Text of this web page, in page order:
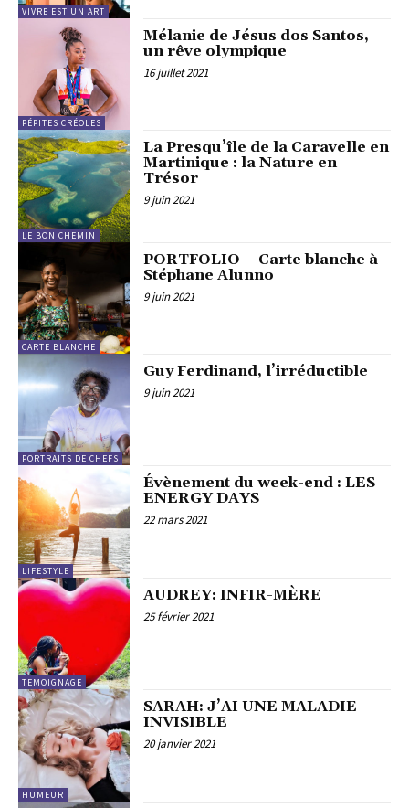
VIVRE EST UN ART
PÉPITES CRÉOLES
Mélanie de Jésus dos Santos,
un rêve olympique
16 juillet 2021
LE BON CHEMIN
La Presqu’île de la Caravelle en
Martinique : la Nature en
Trésor
9 juin 2021
CARTE BLANCHE
PORTFOLIO – Carte blanche à
Stéphane Alunno
9 juin 2021
PORTRAITS DE CHEFS
Guy Ferdinand, l’irréductible
9 juin 2021
LIFESTYLE
Évènement du week-end : LES
ENERGY DAYS
22 mars 2021
TEMOIGNAGE
AUDREY: INFIR-MÈRE
25 février 2021
HUMEUR
SARAH: J’AI UNE MALADIE
INVISIBLE
20 janvier 2021